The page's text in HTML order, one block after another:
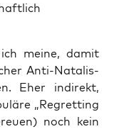
mei­ne, damit
Anti-Nata­lis­
Eher indi­rekt,
„Reg­ret­ting
noch kein